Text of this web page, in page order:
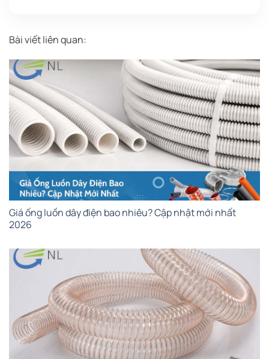
Bài viết liên quan:
Giá ống luồn dây điện bao nhiêu? Cập nhật mới nhất
2026